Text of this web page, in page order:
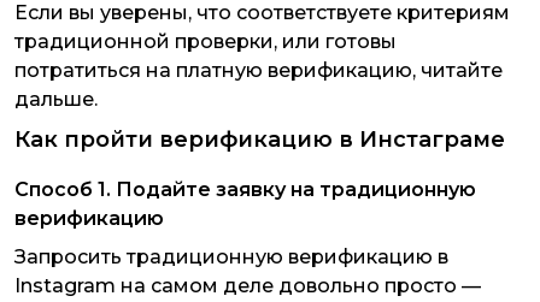
Если вы уверены, что соответствуете критериям
традиционной проверки, или готовы
потратиться на платную верификацию, читайте
дальше.
Как пройти верификацию в Инстаграме
Способ 1. Подайте заявку на традиционную
верификацию
Запросить традиционную верификацию в
Instagram на самом деле довольно просто —